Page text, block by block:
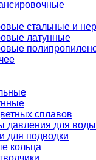
стальные и
латунные
сплавов
давления для воды
для подводки
кольца